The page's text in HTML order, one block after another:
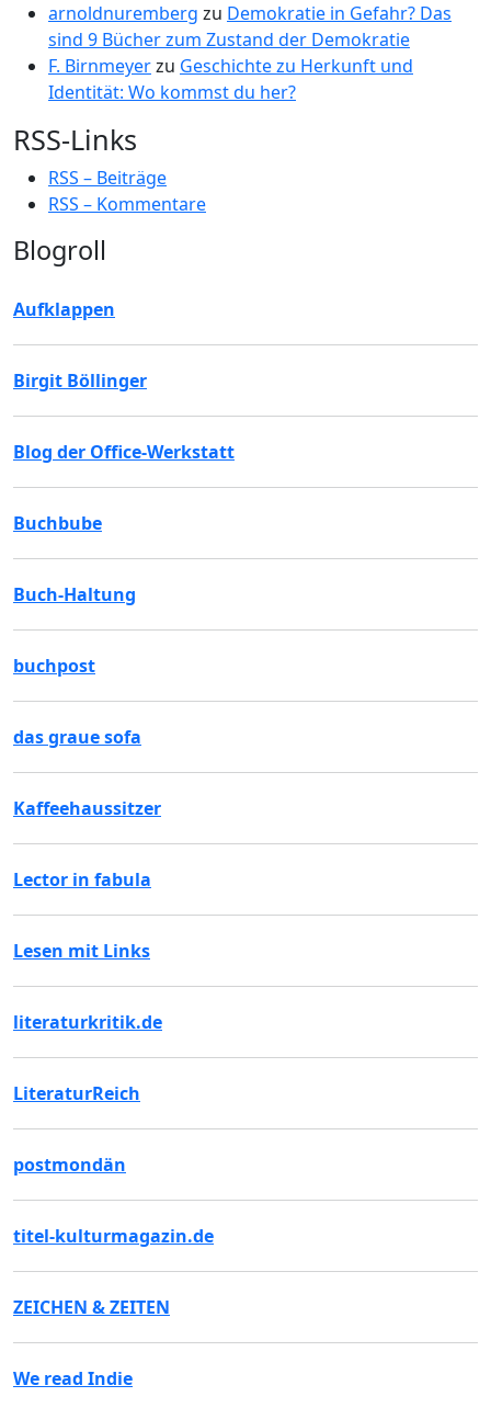
arnoldnuremberg zu Demokratie in Gefahr? Das
sind 9 Bücher zum Zustand der Demokratie
F. Birnmeyerzu Geschichte zu Herkunft und
Identität: Wo kommst du her?
RSS-Links
RSS – Beiträge
RSS – Kommentare
Blogroll
Aufklappen
Birgit Böllinger
Blog der Office-Werkstatt
Buchbube
Buch-Haltung
buchpost
das graue sofa
Kaffeehaussitzer
Lector in fabula
Lesen mit Links
literaturkritik.de
LiteraturReich
postmondän
titel-kulturmagazin.de
ZEICHEN & ZEITEN
We read Indie